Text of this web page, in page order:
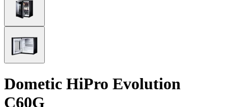
Dometic HiPro Evolution
C60G